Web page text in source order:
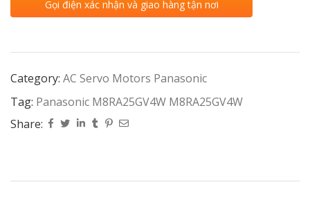
Gọi điện xác nhận và giao hàng tận nơi
Category: AC Servo Motors Panasonic
Tag: Panasonic M8RA25GV4W M8RA25GV4W
Share: